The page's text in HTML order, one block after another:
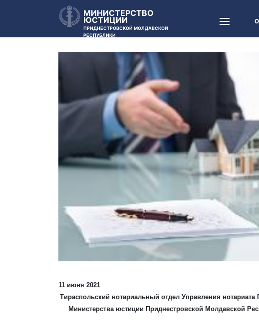
МИНИСТЕРСТВО
ЮСТИЦИИ
ПРИДНЕСТРОВСКОЙ МОЛДАВСКОЙ
РЕСПУБЛИКИ
11 июня 2021
Тираспольский нотариальный отдел Управления нотариата
Министерства юстиции Приднестровской Молдавской